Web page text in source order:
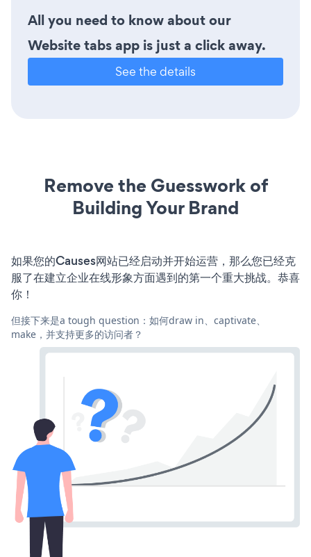
All you need to know about our
Website tabs app is just a click away.
See the details
Remove the Guesswork of
Building Your Brand
如果您的Causes网站已经启动并开始运营，那么您已经克
服了在建立企业在线形象方面遇到的第一个重大挑战。恭喜
你！
但接下来是a tough question：如何draw in、captivate、
make，并支持更多的访问者？